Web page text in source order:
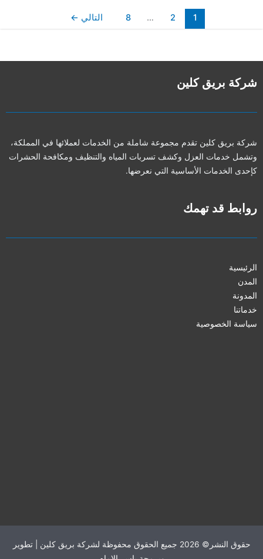
1
2
…
8 التالي ←
شركة بريق كلين
شركة بريق كلين تقدم مجموعة شاملة من الخدمات لعملائها في المملكة،
وتشمل خدمات العزل وكشف تسربات المياه والتنظيف ومكافحة الحشرات
كإحدى الخدمات الأساسية التي نعرضها.
روابط قد تهمك
الرئيسية
المدن
المدونة
خدماتنا
سياسة الخصوصية
حقوق النشر© 2026 جميع الحقوق محفوظة لشركة بريق كلين | تطوير